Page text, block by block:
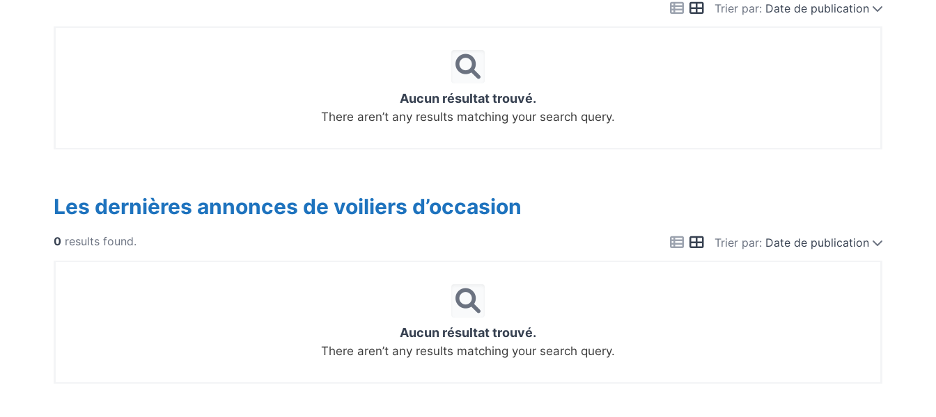
Trier par: Date de publication
Aucun résultat trouvé.
There aren’t any results matching your search query.
Les dernières annonces de voiliers d’occasion
Trier par: Date de publication
0 results found.
Aucun résultat trouvé.
There aren’t any results matching your search query.